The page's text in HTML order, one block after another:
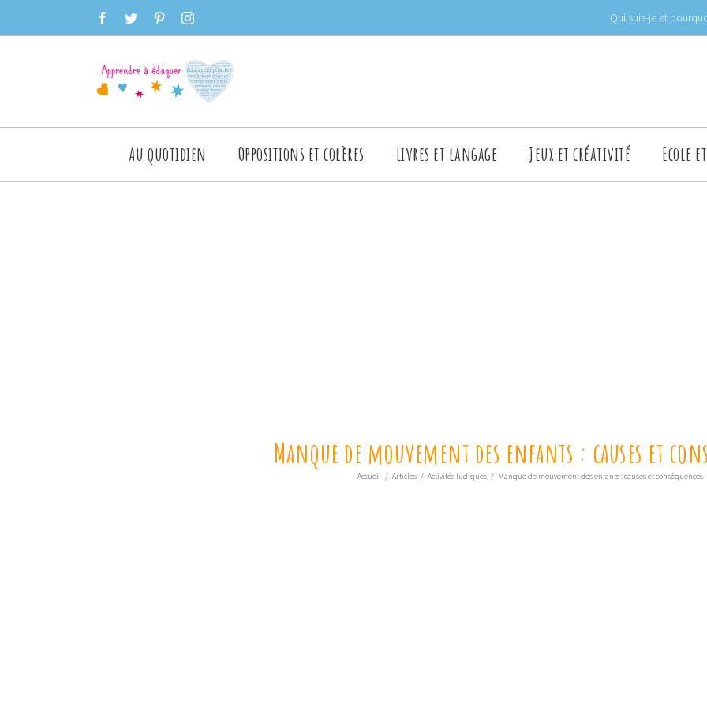
to
facebooktwitter pinterestinstagram Qui suis-je et
Rechercher
Au quotidien Oppositions et colères Livres et langage Jeux et créativité Ecole
Manque de mouvement des enfants : causes et
Accueil / Articles / Activités ludiques / Manque de mouvement des enfants : causes et conséquences